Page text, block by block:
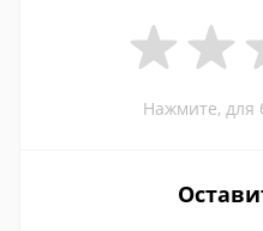
Нажмите, для